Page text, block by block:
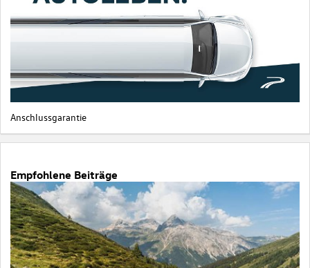
Anschlussgarantie
Empfohlene Beiträge